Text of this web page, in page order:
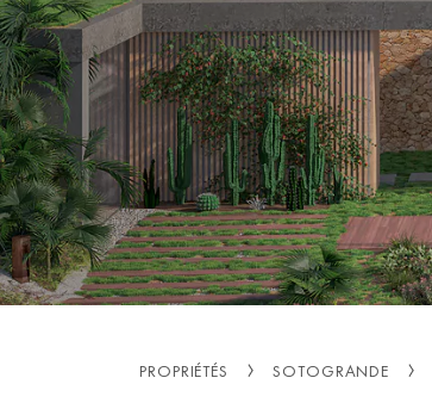
PROPRIÉTÉS SOTOGRANDE